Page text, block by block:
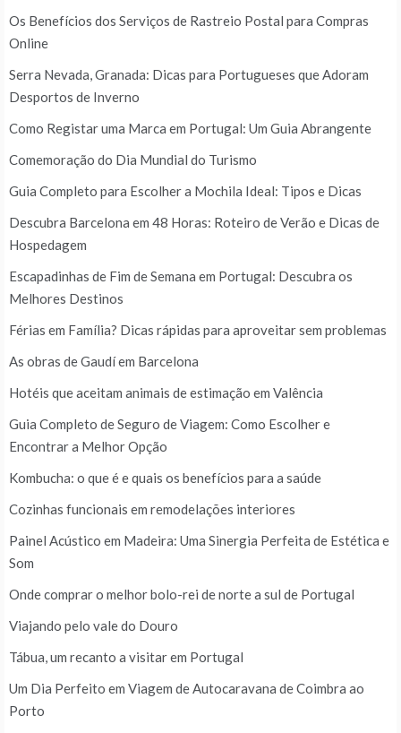
Os Benefícios dos Serviços de Rastreio Postal para Compras
Online
Serra Nevada, Granada: Dicas para Portugueses que Adoram
Desportos de Inverno
Como Registar uma Marca em Portugal: Um Guia Abrangente
Comemoração do Dia Mundial do Turismo
Guia Completo para Escolher a Mochila Ideal: Tipos e Dicas
Descubra Barcelona em 48 Horas: Roteiro de Verão e Dicas de
Hospedagem
Escapadinhas de Fim de Semana em Portugal: Descubra os
Melhores Destinos
Férias em Família? Dicas rápidas para aproveitar sem problemas
As obras de Gaudí em Barcelona
Hotéis que aceitam animais de estimação em Valência
Guia Completo de Seguro de Viagem: Como Escolher e
Encontrar a Melhor Opção
Kombucha: o que é e quais os benefícios para a saúde
Cozinhas funcionais em remodelações interiores
Painel Acústico em Madeira: Uma Sinergia Perfeita de Estética e
Som
Onde comprar o melhor bolo-rei de norte a sul de Portugal
Viajando pelo vale do Douro
Tábua, um recanto a visitar em Portugal
Um Dia Perfeito em Viagem de Autocaravana de Coimbra ao
Porto